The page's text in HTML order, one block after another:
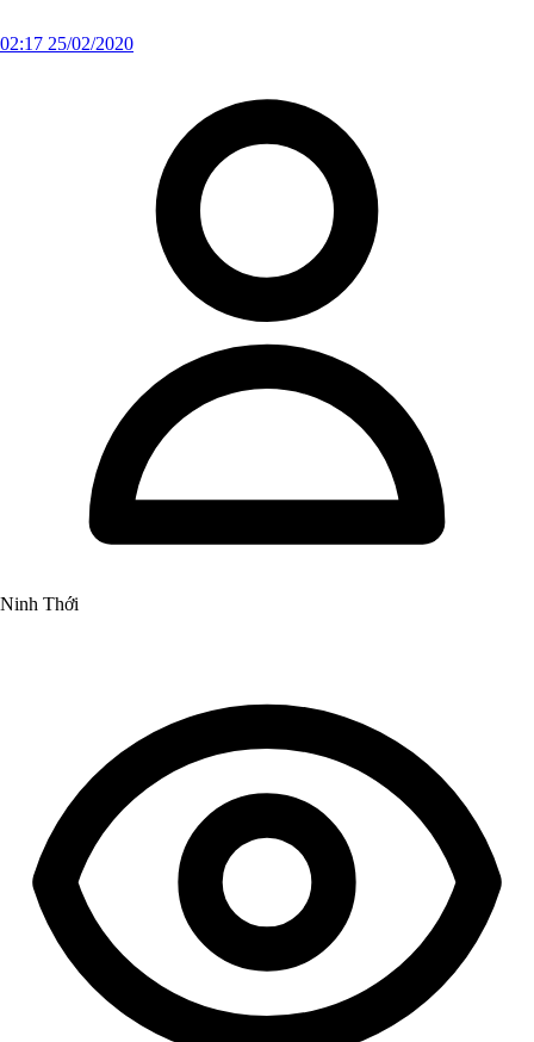
02:17 25/02/2020
Ninh Thới